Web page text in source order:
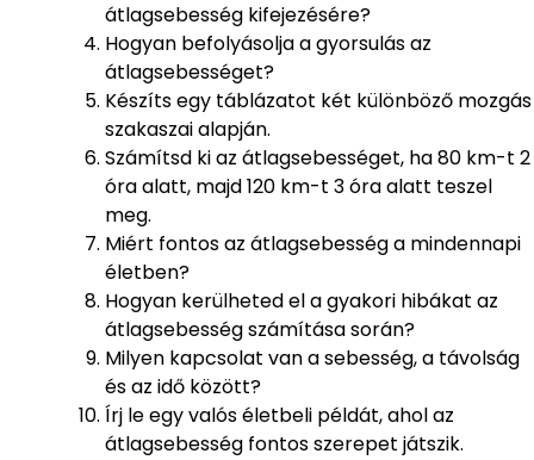
átlagsebesség kifejezésére?
Hogyan befolyásolja a gyorsulás az
átlagsebességet?
Készíts egy táblázatot két különböző mozgás
szakaszai alapján.
Számítsd ki az átlagsebességet, ha 80 km-t 2
óra alatt, majd 120 km-t 3 óra alatt teszel
meg.
Miért fontos az átlagsebesség a mindennapi
életben?
Hogyan kerülheted el a gyakori hibákat az
átlagsebesség számítása során?
Milyen kapcsolat van a sebesség, a távolság
és az idő között?
Írj le egy valós életbeli példát, ahol az
átlagsebesség fontos szerepet játszik.